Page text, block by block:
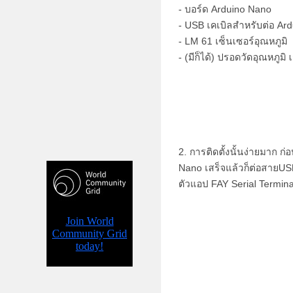
- บอร์ด Arduino Nano
- USB เคเบิลสำหรับต่อ
- LM 61 เซ็นเซอร์อุณหภูมิ
- (มีก็ได้) ปรอดวัดอุณหภูมิ เ
2. การติดตั้งนั้นง่ายมาก ก่
Nano เสร็จแล้วก็ต่อสาย
ตัวแอป FAY Serial